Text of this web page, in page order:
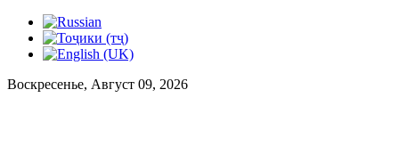
Воскресенье, Август 09, 2026